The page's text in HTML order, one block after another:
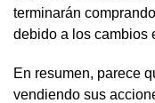
terminarán
debido a los cambios
En resumen, parece
vendiendo sus